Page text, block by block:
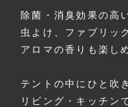
除菌・消臭効果の高
虫よけ、ファブリッ
アロマの香りも楽し
テントの中にひと吹
リビング・キッチン